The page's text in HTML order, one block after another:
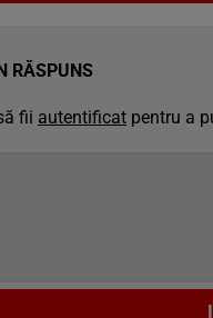
RĂSPUNS
fii autentificat pentru a